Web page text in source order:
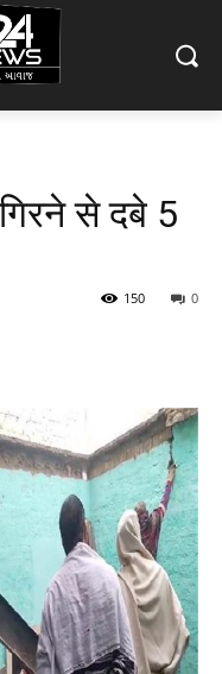
से दबे 5
0
150